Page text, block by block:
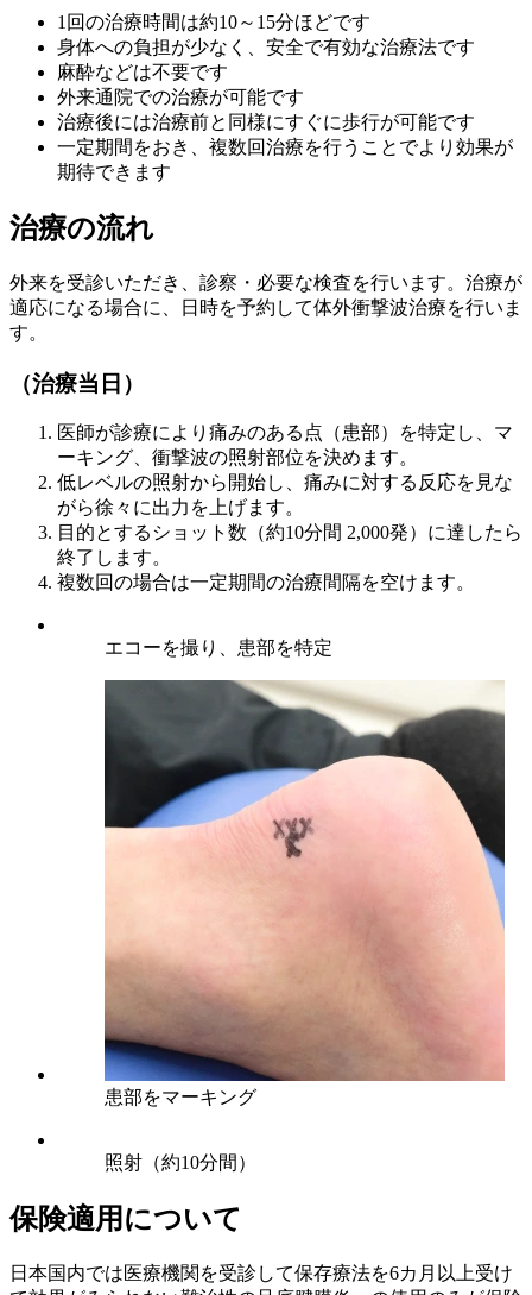
1回の治療時間は約10～15分ほどです
身体への負担が少なく、安全で有効な治療法です
麻酔などは不要です
外来通院での治療が可能です
治療後には治療前と同様にすぐに歩行が可能です
一定期間をおき、複数回治療を行うことでより効果が
期待できます
治療の流れ
外来を受診いただき、診察・必要な検査を行います。治療が
適応になる場合に、日時を予約して体外衝撃波治療を行いま
す。
（治療当日）
医師が診療により痛みのある点（患部）を特定し、マ
ーキング、衝撃波の照射部位を決めます。
低レベルの照射から開始し、痛みに対する反応を見な
がら徐々に出力を上げます。
目的とするショット数（約10分間 2,000発）に達したら
終了します。
複数回の場合は一定期間の治療間隔を空けます。
エコーを撮り、患部を特定
患部をマーキング
照射（約10分間）
保険適用について
日本国内では医療機関を受診して保存療法を6カ月以上受け